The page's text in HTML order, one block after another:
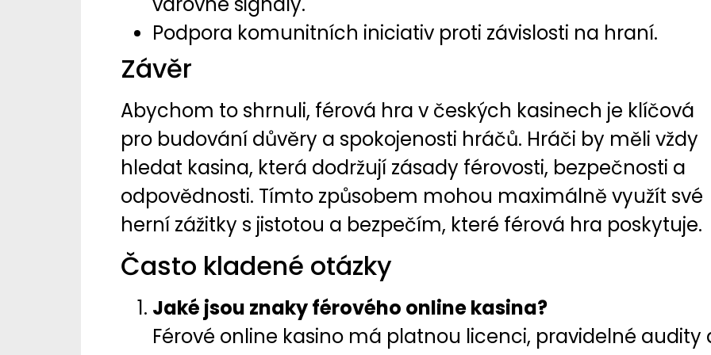
Podpora komunitních iniciativ proti závislosti na hraní.
Závěr
Abychom to shrnuli, férová hra v českých kasinech je klíčová
pro budování důvěry a spokojenosti hráčů. Hráči by měli vždy
hledat kasina, která dodržují zásady férovosti, bezpečnosti a
odpovědnosti. Tímto způsobem mohou maximálně využít své
herní zážitky s jistotou a bezpečím, které férová hra poskytuje.
Často kladené otázky
Jaké jsou znaky férového online kasina?
Férové online kasino má platnou licenci, pravidelné audity